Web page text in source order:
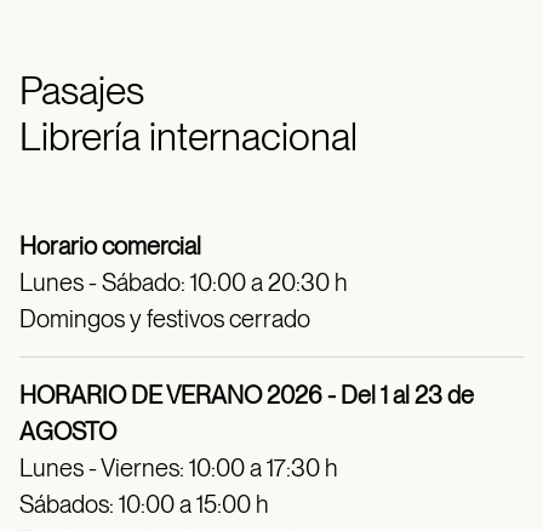
Pasajes
Librería internacional
Horario comercial
Lunes - Sábado: 10:00 a 20:30 h
Domingos y festivos cerrado
HORARIO DE VERANO 2026 - Del 1 al 23 de
AGOSTO
Lunes - Viernes: 10:00 a 17:30 h
Sábados: 10:00 a 15:00 h